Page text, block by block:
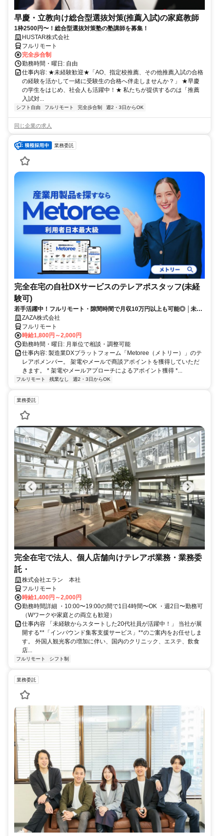
早慶・立教向け総合型選抜対策(推薦入試)の家庭教師
1枠2500円〜！総合型選抜対策塾の塾講師を募集！
HUSTAR株式会社
フルリモート
完全歩合制
勤務時間・曜日: 自由
仕事内容: ★未経験歓迎★「AO、指定校推薦、その他推薦入試の合格
の経験を活かして一緒に受験生の合格へ伴走しませんか？」 ★早慶
の学生をはじめ、社会人も活躍中！★ 私たちが提供するのは「推薦
入試対...
シフト自由 フルリモート 完全歩合制 週2・3日からOK
同じ企業の求人
業務委託
完全在宅の自社DXサービスのテレアポスタッフ(未経
験可)
若手活躍中！フルリモート・隙間時間で月収10万円以上も可能◎ │未経
験からインサイドセールスに挑戦
ZAZA株式会社
フルリモート
時給1,800円～2,000円
勤務時間・曜日: 月単位で相談・調整可能
仕事内容: 製造業DXプラットフォーム「Metoree（メトリー）」のテ
レアポメンバー。 架電やメールで商談アポイントを獲得していただ
きます。 * 架電やメールアプローチによるアポイント獲得 *...
フルリモート 残業なし 週2・3日からOK
業務委託
完全在宅で法人、個人店舗向けテレアポ業務・業務委
託・
株式会社エラン 本社
フルリモート
時給1,400円～2,000円
勤務時間詳細 ・10:00〜19:00の間で1日4時間〜OK ・週2日〜勤務可
（Wワークや家庭との両立も歓迎）
仕事内容 「未経験からスタートした20代社員が活躍中！」 当社が展
開する**「インバウンド集客支援サービス」**のご案内をお任せしま
す。 外国人観光客の増加に伴い、国内のクリニック、エステ、飲食
店...
フルリモート シフト制
業務委託